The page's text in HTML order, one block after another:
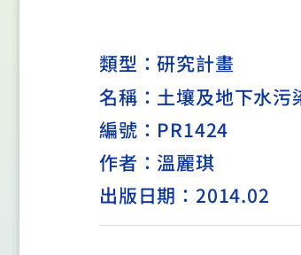
類型：研究計畫
名稱：土壤及地下水污
編號：PR1424
作者：溫麗琪
出版日期：2014.02